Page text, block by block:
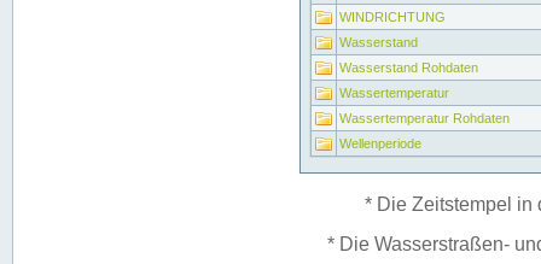
WINDRICHTUNG
Wasserstand
Wasserstand Rohdaten
Wassertemperatur
Wassertemperatur Rohdaten
Wellenperiode
* Die Zeitstempel in
* Die Wasserstraßen-